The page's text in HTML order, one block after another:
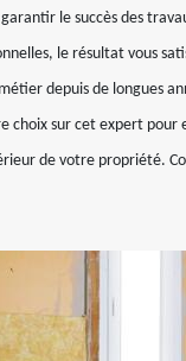
le succès des
le résultat vous
depuis de longues
choix sur cet expert pour
de votre propriété.